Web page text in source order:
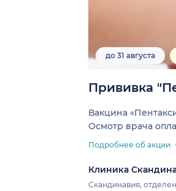
до 31 августа
Прививка
Вакцина
Осмотр врача
Подробнее об акции
Клиника
Скандинавия,